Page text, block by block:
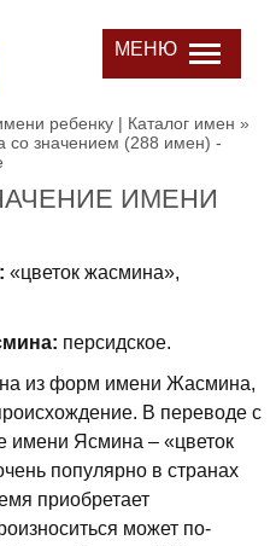
МЕНЮ
ребенку | Каталог имен »
со значением (288 имен) -
ИМЕНИ
«цветок жасмина»,
персидское.
из форм имени Жасмина,
В переводе с
имени Ясмина – «цветок
популярно в странах
приобретает
может по-